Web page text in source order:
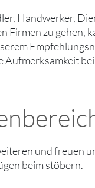
Handwerker,
Firmen zu gehen,
und freuen
beim stöbern.